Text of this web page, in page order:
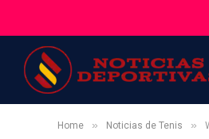
Home » Noticias de Tenis »